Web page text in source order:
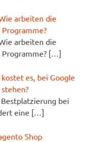
arbeiten die
arbeiten die
[…]
es, bei Google
bei
eine […]
Shop